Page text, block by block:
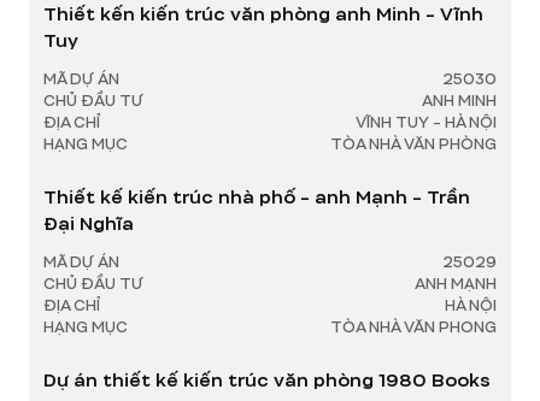
Thiết kến kiến trúc văn phòng anh Minh - Vĩnh
Tuy
MÃ DỰ ÁN
25030
CHỦ ĐẦU TƯ
ANH MINH
ĐỊA CHỈ
VĨNH TUY - HÀ NỘI
HẠNG MỤC
TÒA NHÀ VĂN PHÒNG
Thiết kế kiến trúc nhà phố - anh Mạnh - Trần
Đại Nghĩa
MÃ DỰ ÁN
25029
CHỦ ĐẦU TƯ
ANH MẠNH
ĐỊA CHỈ
HÀ NỘI
HẠNG MỤC
TÒA NHÀ VĂN PHONG
Dự án thiết kế kiến trúc văn phòng 1980 Books